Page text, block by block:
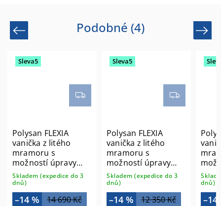
Podobné (4)
Previous
Sleva5
Polysan FLEXIA
vanička z litého
mramoru s
možností úpravy
rozměru, 160x90cm
71539
Skladem (expedice do 3
dnů)
14 690 Kč
–14 %
Sleva5
Polysan FLEXIA
vanička z litého
mramoru s
možností úpravy
rozměru,
120x100cm 71563
Skladem (expedice do 3
dnů)
12 350 Kč
–14 %
dnů)
–14
Next